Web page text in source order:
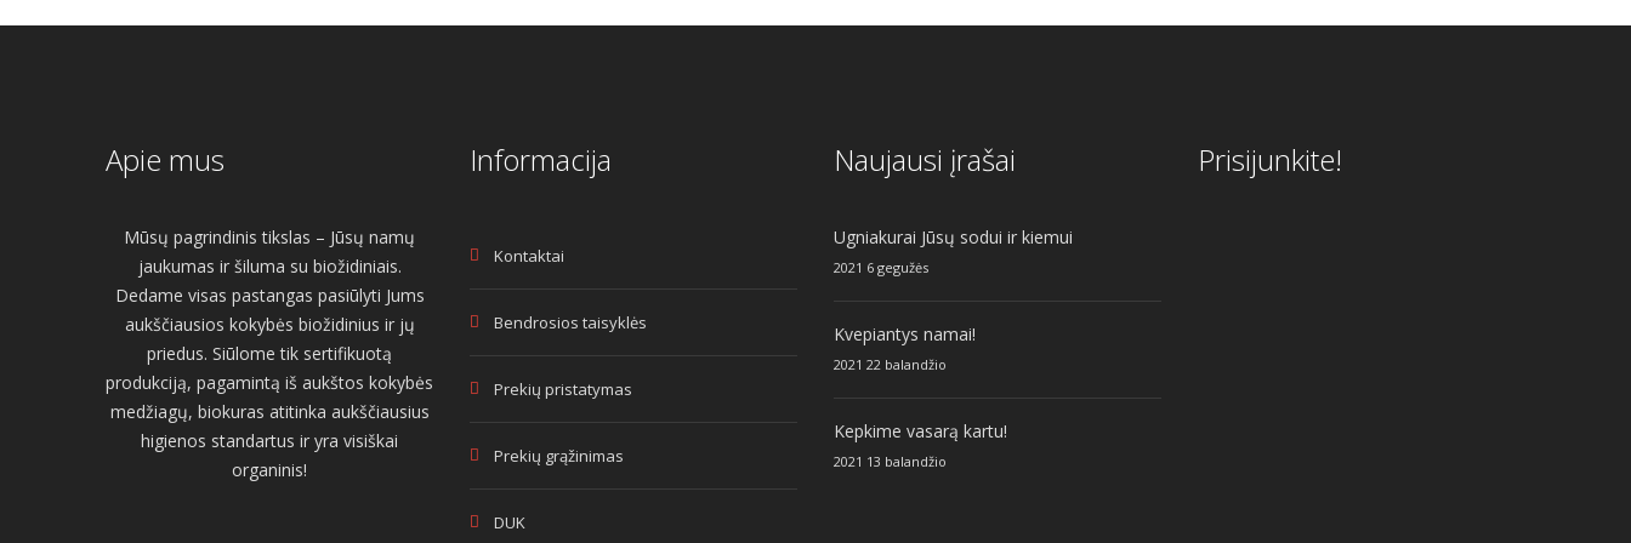
Apie mus
Mūsų pagrindinis tikslas – Jūsų namų
jaukumas ir šiluma su biožidiniais.
Dedame visas pastangas pasiūlyti Jums
aukščiausios kokybės biožidinius ir jų
priedus. Siūlome tik sertifikuotą
produkciją, pagamintą iš aukštos kokybės
medžiagų, biokuras atitinka aukščiausius
higienos standartus ir yra visiškai
organinis!
Informacija
Kontaktai
Bendrosios taisyklės
Prekių pristatymas
Prekių grąžinimas
DUK
Naujausi įrašai
Ugniakurai Jūsų sodui ir kiemui
2021 6 gegužės
Kvepiantys namai!
2021 22 balandžio
Kepkime vasarą kartu!
2021 13 balandžio
Prisijunkite!